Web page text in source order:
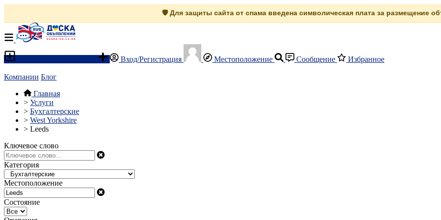
🛡️ Для защиты сайта от спама введена символическая плата за размещение
Вход/Регистрация Местоположение Сообщение Избранное
Компании Блог
Главная
> Услуги
> Бухгалтерские
> West Yorkshire
> Leeds
Ключевое слово
Категория
Местоположение
Состояние